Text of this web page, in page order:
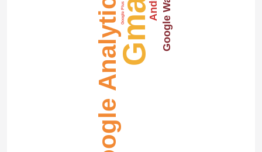
Gmail
Google Analytics Google Wallet
Google Plus